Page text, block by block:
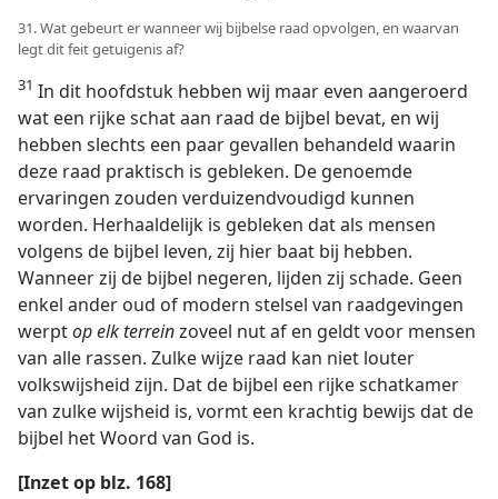
31. Wat gebeurt er wanneer wij bijbelse raad opvolgen, en waarvan
legt dit feit getuigenis af?
31 In dit hoofdstuk hebben wij maar even aangeroerd
wat een rijke schat aan raad de bijbel bevat, en wij
hebben slechts een paar gevallen behandeld waarin
deze raad praktisch is gebleken. De genoemde
ervaringen zouden verduizendvoudigd kunnen
worden. Herhaaldelijk is gebleken dat als mensen
volgens de bijbel leven, zij hier baat bij hebben.
Wanneer zij de bijbel negeren, lijden zij schade. Geen
enkel ander oud of modern stelsel van raadgevingen
werptop elk terreinzoveel nut af en geldt voor mensen
van alle rassen. Zulke wijze raad kan niet louter
volkswijsheid zijn. Dat de bijbel een rijke schatkamer
van zulke wijsheid is, vormt een krachtig bewijs dat de
bijbel het Woord van God is.
[Inzet op blz. 168]